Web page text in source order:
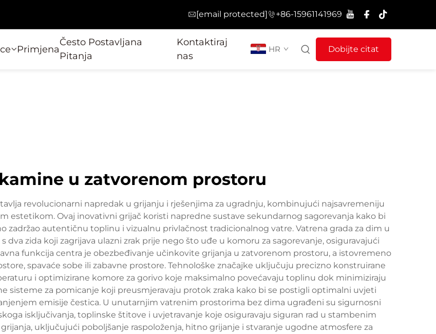
[email protected] +86-15961141969
Primjena
Često Postavljana
Pitanja
Kontaktiraj
nas
HR Dobijte citat
u zatvorenom prostoru
revolucionarni napredak u grijanju i rješenjima za ugradnju, kombinujući najsavremeniju
estetikom. Ovaj inovativni grijač koristi napredne sustave sekundarnog sagorevanja kako bi
zadržao autentičnu toplinu i vizualnu privlačnost tradicionalnog vatre. Vatrena grada za dim u
zida koji zagrijava ulazni zrak prije nego što uđe u komoru za sagorevanje, osiguravajući
funkcija centra je obezbeđivanje učinkovite grijanja u zatvorenom prostoru, a istovremeno
spavaće sobe ili zabavne prostore. Tehnološke značajke uključuju precizno konstruirane
i optimizirane komore za gorivo koje maksimalno povećavaju toplinu dok minimiziraju
sisteme za pomicanje koji preusmjeravaju protok zraka kako bi se postigli optimalni uvjeti
emisije čestica. U unutarnjim vatrenim prostorima bez dima ugrađeni su sigurnosni
isključivanja, toplinske štitove i uvjetravanje koje osiguravaju siguran rad u stambenim
uključujući poboljšanje raspoloženja, hitno grijanje i stvaranje ugodne atmosfere za